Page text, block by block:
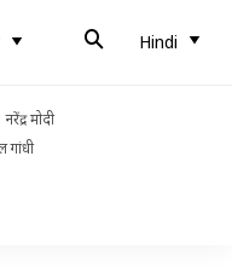
Hindi
नरेंद्र मोदी
गांधी